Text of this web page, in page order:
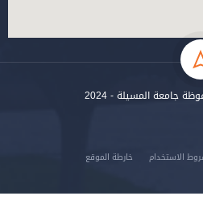
جامعة المسيلة - 2024
الاستخدام خارطة الموقع